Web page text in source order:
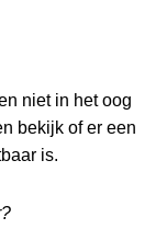
niet in het oog
bekijk of er een
is.